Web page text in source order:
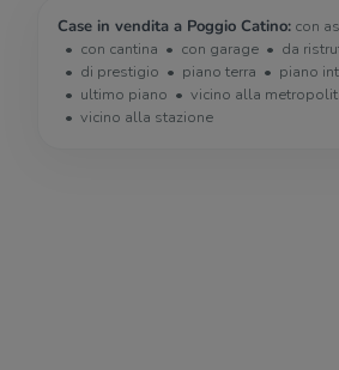
Case in vendita a Poggio Catino: con
con cantina
con garage
da
di prestigio
piano terra
piano
ultimo piano
vicino alla
vicino alla stazione